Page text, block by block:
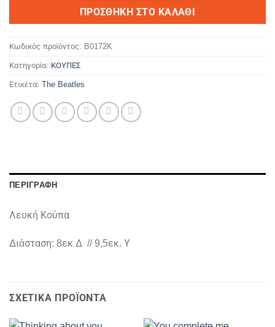
ΠΡΟΣΘΉΚΗ ΣΤΟ ΚΑΛΆΘΙ
Κωδικός προϊόντος: B0172K
Κατηγορία: ΚΟΥΠΕΣ
Ετικέτα: The Beatles
ΠΕΡΙΓΡΑΦΉ
Λευκή Κούπα
Διάσταση: 8εκ Δ // 9,5εκ. Υ
ΣΧΕΤΙΚΆ ΠΡΟΪΌΝΤΑ